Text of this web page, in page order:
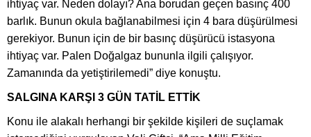
ihtiyaç var. Neden dolayı? Ana borudan geçen basınç 400
barlık. Bunun okula bağlanabilmesi için 4 bara düşürülmesi
gerekiyor. Bunun için de bir basınç düşürücü istasyona
ihtiyaç var. Palen Doğalgaz bununla ilgili çalışıyor.
Zamanında da yetiştirilemedi” diye konuştu.
SALGINA KARŞI 3 GÜN TATİL ETTİK
Konu ile alakalı herhangi bir şekilde kişileri de suçlamak